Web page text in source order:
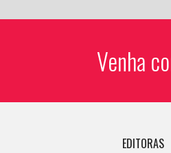
Venha
EDITORAS